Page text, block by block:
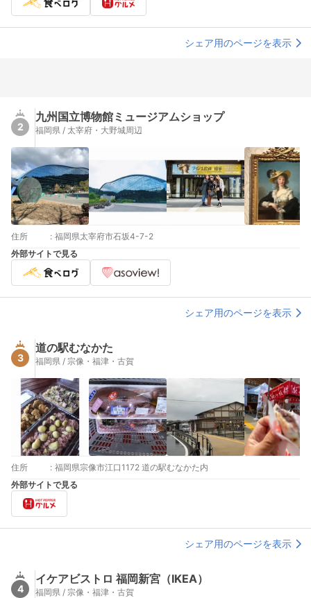
シェア用のページを表示
2
九州国立博物館ミュージアムショップ
福岡県 / 太宰府・大野城周辺
住所 : 福岡県太宰府市石坂4-7-2
外部サイトで見る
シェア用のページを表示
3
道の駅むなかた
福岡県 / 宗像・福津・古賀
住所 : 福岡県宗像市江口1172 道の駅むなかた内
外部サイトで見る
シェア用のページを表示
4
イケアビストロ 福岡新宮（IKEA）
福岡県 / 宗像・福津・古賀